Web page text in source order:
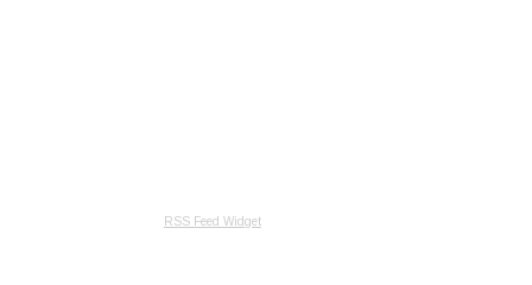
RSS Feed Widget